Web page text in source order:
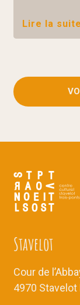
Lire la suite
Stavelot
Cour de
4970 Stavelot